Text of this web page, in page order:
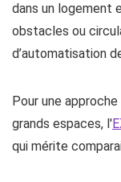
dans un logement
obstacles ou
d’automatisation
Pour une
grands espaces, l'
qui mérite